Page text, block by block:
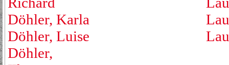
Döhler, Karla
Döhler, Luise
Döhler,